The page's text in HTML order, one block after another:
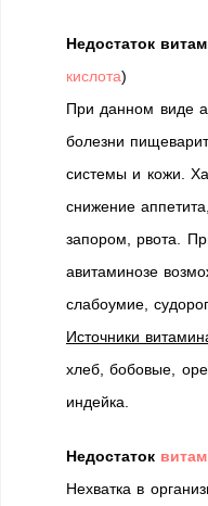
Недостаток
кислота)
При данном виде
болезни
системы и кожи.
снижение
запором, рвота.
авитаминозе
слабоумие,
Источники
хлеб, бобовые,
индейка.
Недостаток
Нехватка в